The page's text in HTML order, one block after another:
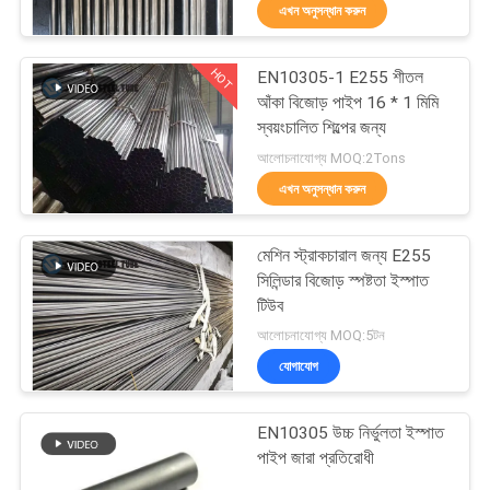
নিয়ন্ত্রণ
যোগাযোগ
করুন
উদ্ধৃতির
জন্য
আবেদন
সাইটম্যাপ
গোপনীয়তা
নীতি
ইস্পাত বান্ধবী টিউব
22
বিজোড় কপার টিউব
এখন অনুসন্ধান করুন
HOT
EN10305-1 E255 শীতল
আঁকা বিজোড় পাইপ 16 * 1 মিমি
স্বয়ংচালিত শিল্পের জন্য
আলোচনাযোগ্য MOQ:2Tons
এখন অনুসন্ধান করুন
মেশিন স্ট্রাকচারাল জন্য E255
সিলিন্ডার বিজোড় স্পষ্টতা ইস্পাত
টিউব
আলোচনাযোগ্য MOQ:5টন
যোগাযোগ
EN10305 উচ্চ নির্ভুলতা ইস্পাত
পাইপ জারা প্রতিরোধী